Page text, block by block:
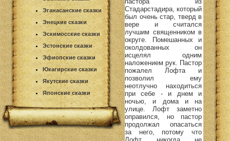
Эганасанские сказки
Энецкие сказки
Эскимосские сказки
Эстонские сказки
Эфиопские сказки
Юкагирские сказки
Якутские сказки
Японские сказки
Стадарстадира, который
был очень стар, тверд в
вере и считался
лучшим священником в
округе. Помешанных и
околдованных он
исцелял одним
наложением рук. Пастор
пожалел Лофта и
позволил ему
неотлучно находиться
при себе - и днем и
ночью, и дома и на
улице. Лофт заметно
оправился, но пастор
продолжал опасаться
за него, потому что